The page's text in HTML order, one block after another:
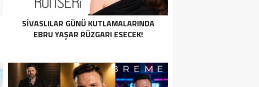
SİVASLILAR GÜNÜ KUTLAMALARINDA
EBRU YAŞAR RÜZGARI ESECEK!